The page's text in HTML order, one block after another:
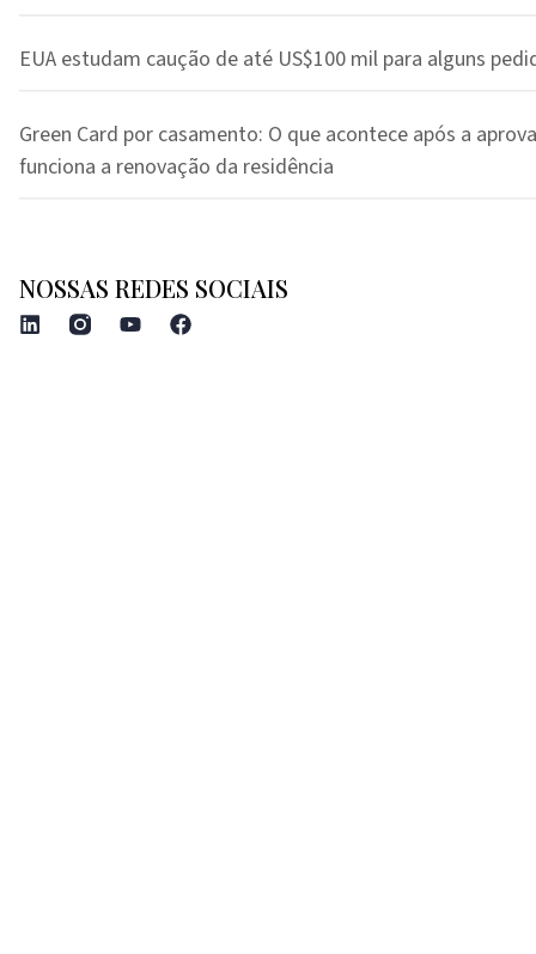
EUA estudam caução de até US$100 mil para alguns
Green Card por casamento: O que acontece após a
funciona a renovação da residência
NOSSAS REDES SOCIAIS